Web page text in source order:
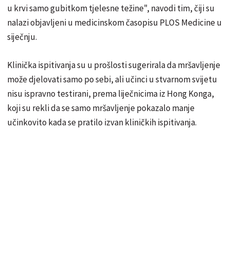
u krvi samo gubitkom tjelesne težine", navodi tim, čiji su
nalazi objavljeni u medicinskom časopisu PLOS Medicine u
siječnju.
Klinička ispitivanja su u prošlosti sugerirala da mršavljenje
može djelovati samo po sebi, ali učinci u stvarnom svijetu
nisu ispravno testirani, prema liječnicima iz Hong Konga,
koji su rekli da se samo mršavljenje pokazalo manje
učinkovito kada se pratilo izvan kliničkih ispitivanja.